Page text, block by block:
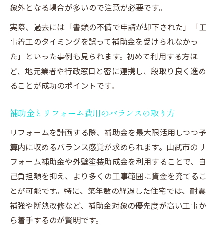
象外となる場合が多いので注意が必要です。
実際、過去には「書類の不備で申請が却下された」「工
事着工のタイミングを誤って補助金を受けられなかっ
た」といった事例も見られます。初めて利用する方ほ
ど、地元業者や行政窓口と密に連携し、段取り良く進め
ることが成功のポイントです。
補助金とリフォーム費用のバランスの取り方
リフォームを計画する際、補助金を最大限活用しつつ予
算内に収めるバランス感覚が求められます。山武市のリ
フォーム補助金や外壁塗装助成金を利用することで、自
己負担額を抑え、より多くの工事範囲に資金を充てるこ
とが可能です。特に、築年数の経過した住宅では、耐震
補強や断熱改修など、補助金対象の優先度が高い工事か
ら着手するのが賢明です。